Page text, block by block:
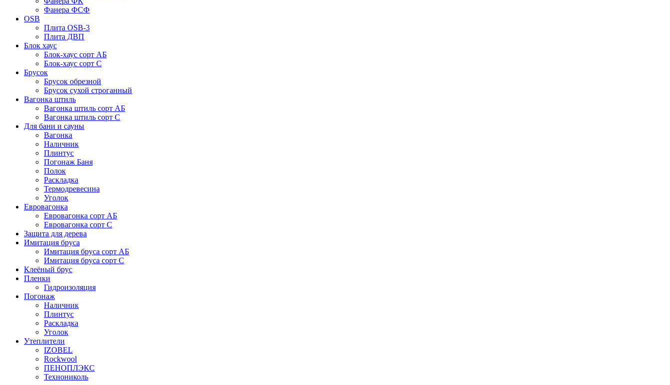
Фанера ФСФ
OSB
Плита OSB-3
Плита ДВП
Блок хаус
Блок-хаус сорт АБ
Блок-хаус сорт С
Брусок
Брусок обрезной
Брусок сухой строганный
Вагонка штиль
Вагонка штиль сорт АБ
Вагонка штиль сорт С
Для бани и сауны
Вагонка
Наличник
Плинтус
Погонаж Баня
Полок
Раскладка
Термодревесина
Уголок
Евровагонка
Евровагонка сорт АБ
Евровагонка сорт С
Защита для дерева
Имитация бруса
Имитация бруса сорт АБ
Имитация бруса сорт С
Клеёный брус
Пленки
Гидроизоляция
Погонаж
Наличник
Плинтус
Раскладка
Уголок
Утеплители
IZOBEL
Rockwool
ПЕНОПЛЭКС
Технониколь